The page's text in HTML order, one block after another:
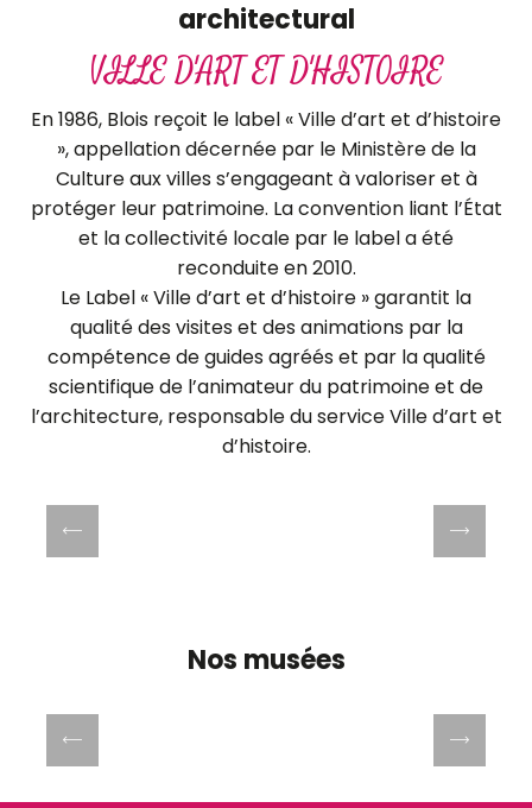
architectural
VILLE D'ART ET D'HISTOIRE
En 1986, Blois reçoit le label « Ville d’art et d’histoire
», appellation décernée par le Ministère de la
Culture aux villes s’engageant à valoriser et à
protéger leur patrimoine. La convention liant l’État
et la collectivité locale par le label a été
reconduite en 2010.
Le Label « Ville d’art et d’histoire » garantit la
qualité des visites et des animations par la
compétence de guides agréés et par la qualité
scientifique de l’animateur du patrimoine et de
l’architecture, responsable du service Ville d’art et
d’histoire.
Nos musées